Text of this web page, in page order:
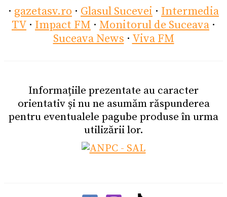
· gazetasv.ro · Glasul Sucevei · Intermedia
TV · Impact FM · Monitorul de Suceava ·
Suceava News · Viva FM
Informațiile prezentate au caracter
orientativ și nu ne asumăm răspunderea
pentru eventualele pagube produse în urma
utilizării lor.